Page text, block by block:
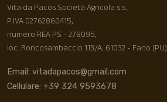
Vita da Pacos Società Agricola s.s.,
P.IVA 02762860415,
numero REA PS - 278095,
loc. Roncosambaccio 113/A, 61032 - Fano (PU)
Email: vitadapacos@gmail.com
Cellulare: +39 324 9593678